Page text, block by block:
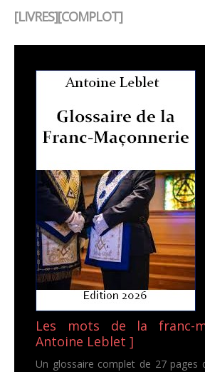
[LIVRES][COMPLOT]
Les mots de la franc-
Antoine Leblet ]
Un glossaire complet de 27 pages